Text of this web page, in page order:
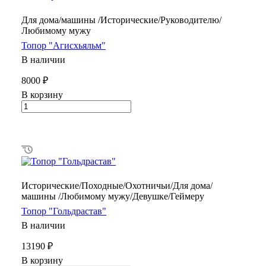
Для дома/машины /Исторические/Руководителю/
Любимому мужу
Топор "Агисхьяльм"
В наличии
8000 ₽
В корзину
Исторические/Походные/Охотничьи/Для дома/
машины /Любимому мужу/Девушке/Геймеру
Топор "Гольдрастав"
В наличии
13190 ₽
В корзину